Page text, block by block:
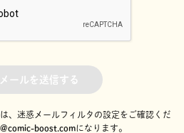
ールを送信する
、迷惑メールフィルタの設定をご確認くだ
@comic-boost.comになります。